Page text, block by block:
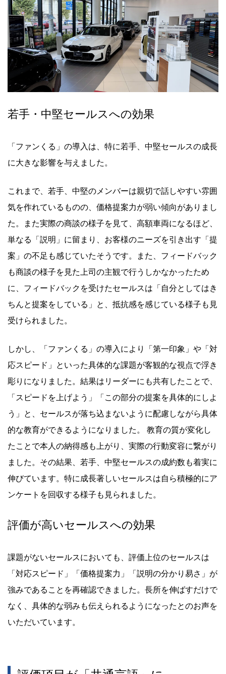
若手・中堅セールスへの効果
「ファンくる」の導入は、特に若手、中堅セールスの成長
に大きな影響を与えました。
これまで、若手、中堅のメンバーは親切で話しやすい雰囲
気を作れているものの、価格提案力が弱い傾向がありまし
た。また実際の商談の様子を見て、高額車両になるほど、
単なる「説明」に留まり、お客様のニーズを引き出す「提
案」の不足も感じていたそうです。また、フィードバック
も商談の様子を見た上司の主観で行うしかなかったため
に、フィードバックを受けたセールスは「自分としてはき
ちんと提案をしている」と、抵抗感を感じている様子も見
受けられました。
しかし、「ファンくる」の導入により「第一印象」や「対
応スピード」といった具体的な課題が客観的な視点で浮き
彫りになりました。結果はリーダーにも共有したことで、
「スピードを上げよう」「この部分の提案を具体的にしよ
う」と、セールスが落ち込まないように配慮しながら具体
的な教育ができるようになりました。 教育の質が変化し
たことで本人の納得感も上がり、実際の行動変容に繋がり
ました。その結果、若手、中堅セールスの成約数も着実に
伸びています。特に成長著しいセールスは自ら積極的にア
ンケートを回収する様子も見られました。
評価が高いセールスへの効果
課題がないセールスにおいても、評価上位のセールスは
「対応スピード」「価格提案力」「説明の分かり易さ」が
強みであることを再確認できました。長所を伸ばすだけで
なく、具体的な弱みも伝えられるようになったとのお声を
いただいています。